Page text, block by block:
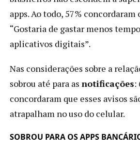
apps. Ao todo, 57% concordaram
“Gostaria de gastar menos
aplicativos digitais”.
Nas considerações sobre a
sobrou até para as notificações:
concordaram que esses avisos
atrapalham no uso do celular.
SOBROU PARA OS APPS